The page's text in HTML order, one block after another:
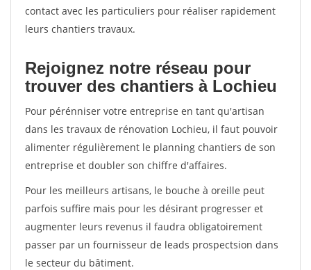
contact avec les particuliers pour réaliser rapidement
leurs chantiers travaux.
Rejoignez notre réseau pour
trouver des chantiers à Lochieu
Pour pérénniser votre entreprise en tant qu'artisan
dans les travaux de rénovation Lochieu, il faut pouvoir
alimenter régulièrement le planning chantiers de son
entreprise et doubler son chiffre d'affaires.
Pour les meilleurs artisans, le bouche à oreille peut
parfois suffire mais pour les désirant progresser et
augmenter leurs revenus il faudra obligatoirement
passer par un fournisseur de leads prospectsion dans
le secteur du bâtiment.